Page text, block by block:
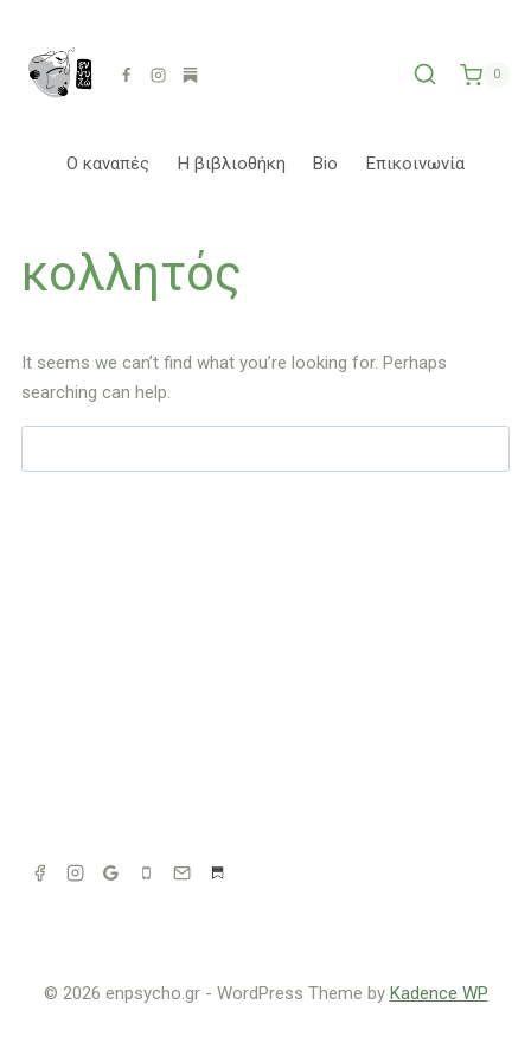
content
0
Ο καναπές Η βιβλιοθήκη Bio Επικοινωνία
κολλητός
It seems we can’t find what you’re looking for. Perhaps
searching can help.
για:
© 2026 enpsycho.gr - WordPress Theme by Kadence WP